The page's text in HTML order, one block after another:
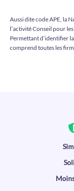
Aussi dite code APE, la
l’activité Conseil pour
Permettant d’identifier
comprend toutes les